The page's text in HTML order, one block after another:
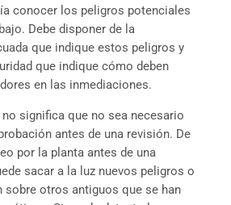
conocer los peligros potenciales
Debe disponer de la
que indique estos peligros y
que indique cómo deben
en las inmediaciones.
significa que no sea necesario
antes de una revisión. De
por la planta antes de una
sacar a la luz nuevos peligros o
sobre otros antiguos que se han